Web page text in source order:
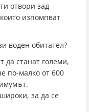
отвори зад
изпомпват
воден обитател?
да станат големи,
по-малко от 600
за да се